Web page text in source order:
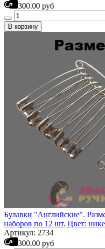
300.00 руб
В корзину
Булавки "Английские".
наборов по 12 шт. Цвет:
Артикул: 2734
300.00 руб